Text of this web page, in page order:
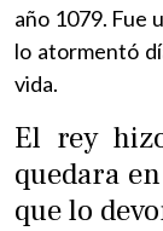
año 1079. Fue
lo atormentó
vida.
El rey
quedara
que lo